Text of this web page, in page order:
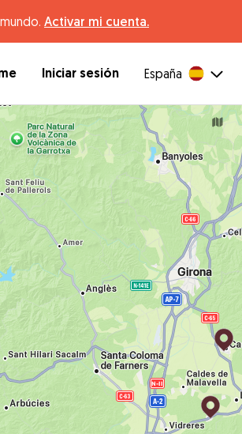
Activar mi cuenta.
Iniciar sesión España